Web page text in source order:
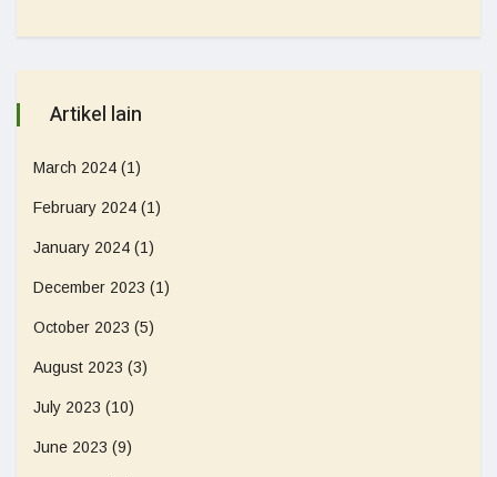
Artikel lain
March 2024 (1)
February 2024 (1)
January 2024 (1)
December 2023 (1)
October 2023 (5)
August 2023 (3)
July 2023 (10)
June 2023 (9)